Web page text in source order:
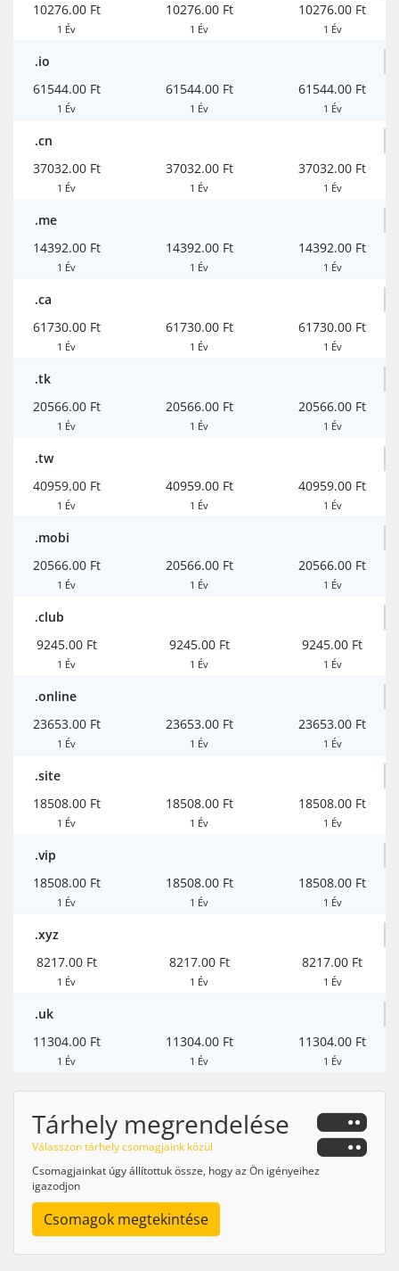
10276.00 Ft
1 Év
10276.00 Ft
1 Év
10276.00 Ft
1 Év
.io
61544.00 Ft
1 Év
61544.00 Ft
1 Év
61544.00 Ft
1 Év
.cn
37032.00 Ft
1 Év
37032.00 Ft
1 Év
37032.00 Ft
1 Év
.me
14392.00 Ft
1 Év
14392.00 Ft
1 Év
14392.00 Ft
1 Év
.ca
61730.00 Ft
1 Év
61730.00 Ft
1 Év
61730.00 Ft
1 Év
.tk
20566.00 Ft
1 Év
20566.00 Ft
1 Év
20566.00 Ft
1 Év
.tw
40959.00 Ft
1 Év
40959.00 Ft
1 Év
40959.00 Ft
1 Év
.mobi
20566.00 Ft
1 Év
20566.00 Ft
1 Év
20566.00 Ft
1 Év
.club
9245.00 Ft
1 Év
9245.00 Ft
1 Év
9245.00 Ft
1 Év
.online
23653.00 Ft
1 Év
23653.00 Ft
1 Év
23653.00 Ft
1 Év
.site
18508.00 Ft
1 Év
18508.00 Ft
1 Év
18508.00 Ft
1 Év
.vip
18508.00 Ft
1 Év
18508.00 Ft
1 Év
18508.00 Ft
1 Év
.xyz
8217.00 Ft
1 Év
8217.00 Ft
1 Év
8217.00 Ft
1 Év
.uk
11304.00 Ft
1 Év
11304.00 Ft
1 Év
11304.00 Ft
1 Év
Tárhely megrendelése
Válasszon tárhely csomagjaink közül
Csomagjainkat úgy állítottuk össze, hogy az Ön igényeihez
igazodjon
Csomagok megtekintése